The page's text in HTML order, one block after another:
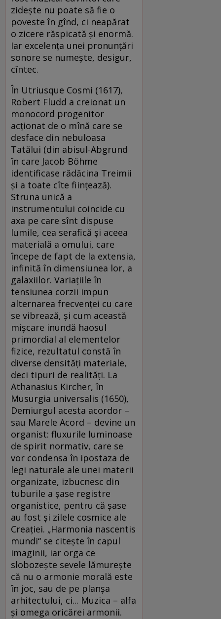
zideşte nu poate să fie o
poveste în gînd, ci neapărat
o zicere răspicată şi enormă.
Iar excelenţa unei pronunţări
sonore se numeşte, desigur,
cîntec.
În Utriusque Cosmi (1617),
Robert Fludd a creionat un
monocord progenitor
acţionat de o mînă care se
desface din nebuloasa
Tatălui (din abisul-Abgrund
în care Jacob Böhme
identificase rădăcina Treimii
şi a toate cîte fiinţează).
Struna unică a
instrumentului coincide cu
axa pe care sînt dispuse
lumile, cea serafică şi aceea
materială a omului, care
începe de fapt de la extensia,
infinită în dimensiunea lor, a
galaxiilor. Variaţiile în
tensiunea corzii impun
alternarea frecvenţei cu care
se vibrează, şi cum această
mişcare inundă haosul
primordial al elementelor
fizice, rezultatul constă în
diverse densităţi materiale,
deci tipuri de realităţi. La
Athanasius Kircher, în
Musurgia universalis (1650),
Demiurgul acesta acordor –
sau Marele Acord – devine un
organist: fluxurile luminoase
de spirit normativ, care se
vor condensa în ipostaza de
legi naturale ale unei materii
organizate, izbucnesc din
tuburile a şase registre
organistice, pentru că şase
au fost şi zilele cosmice ale
Creaţiei. „Harmonia nascentis
mundi“ se citeşte în capul
imaginii, iar orga ce
slobozeşte sevele lămureşte
că nu o armonie morală este
în joc, sau de pe planşa
arhitectului, ci... Muzica – alfa
şi omega oricărei armonii.